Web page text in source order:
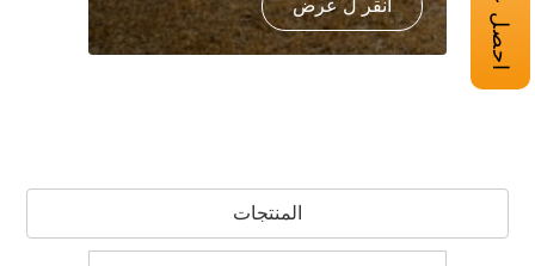
انقر ل عرض
المنتجات